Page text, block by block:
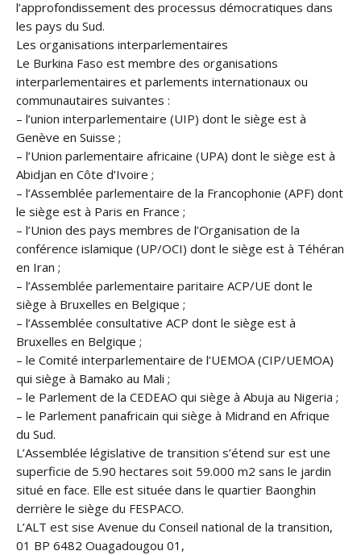
l’approfondissement des processus démocratiques dans
les pays du Sud.
Les organisations interparlementaires
Le Burkina Faso est membre des organisations
interparlementaires et parlements internationaux ou
communautaires suivantes :
– l’union interparlementaire (UIP) dont le siège est à
Genève en Suisse ;
– l’Union parlementaire africaine (UPA) dont le siège est à
Abidjan en Côte d’Ivoire ;
– l’Assemblée parlementaire de la Francophonie (APF) dont
le siège est à Paris en France ;
– l’Union des pays membres de l’Organisation de la
conférence islamique (UP/OCI) dont le siège est à Téhéran
en Iran ;
– l’Assemblée parlementaire paritaire ACP/UE dont le
siège à Bruxelles en Belgique ;
– l’Assemblée consultative ACP dont le siège est à
Bruxelles en Belgique ;
– le Comité interparlementaire de l’UEMOA (CIP/UEMOA)
qui siège à Bamako au Mali ;
– le Parlement de la CEDEAO qui siège à Abuja au Nigeria ;
– le Parlement panafricain qui siège à Midrand en Afrique
du Sud.
L’Assemblée législative de transition s’étend sur est une
superficie de 5.90 hectares soit 59.000 m2 sans le jardin
situé en face. Elle est située dans le quartier Baonghin
derrière le siège du FESPACO.
L’ALT est sise Avenue du Conseil national de la transition,
01 BP 6482 Ouagadougou 01,